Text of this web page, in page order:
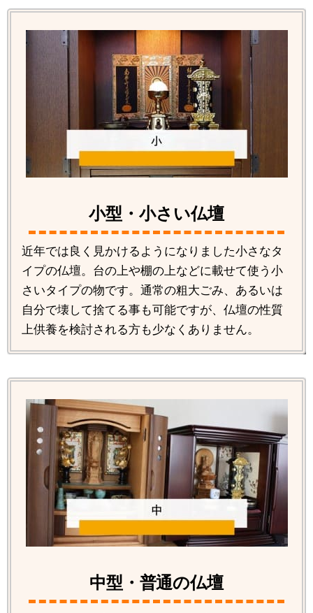
小型・小さい仏壇
近年では良く見かけるようになりました小さなタ
イプの仏壇。台の上や棚の上などに載せて使う小
さいタイプの物です。通常の粗大ごみ、あるいは
自分で壊して捨てる事も可能ですが、仏壇の性質
上供養を検討される方も少なくありません。
中型・普通の仏壇